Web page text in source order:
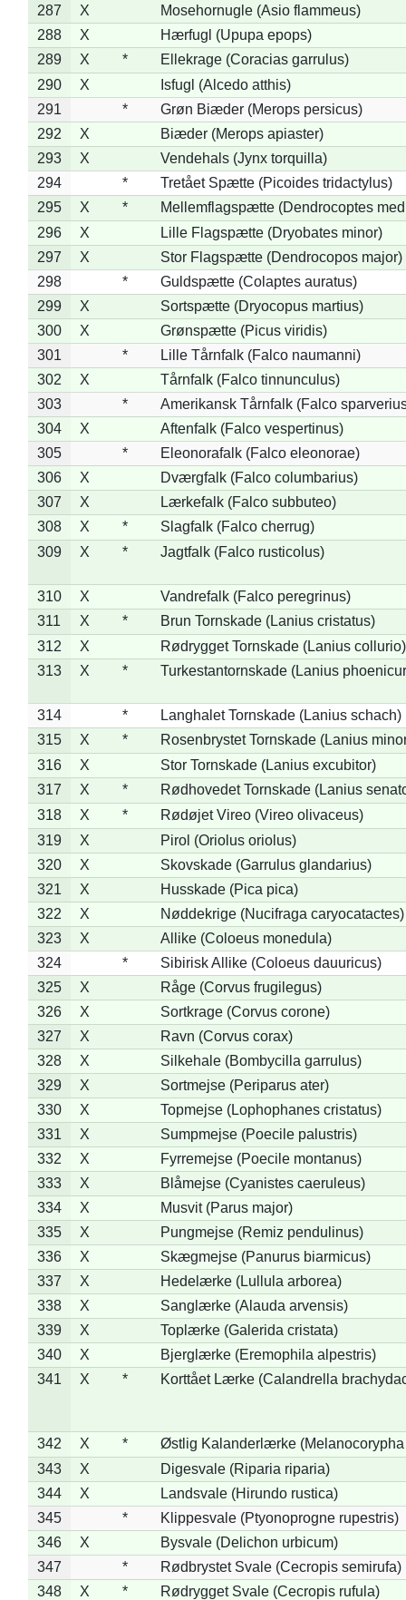
287
X
Mosehornugle (Asio flammeus)
288
X
Hærfugl (Upupa epops)
289
X *
Ellekrage (Coracias garrulus)
290
X
Isfugl (Alcedo atthis)
291
*
Grøn Biæder (Merops persicus)
292
X
Biæder (Merops apiaster)
293
X
Vendehals (Jynx torquilla)
294
*
Tretået Spætte (Picoides tridactylus)
295
X *
Mellemflagspætte (Dendrocoptes
296
X
Lille Flagspætte (Dryobates minor)
297
X
Stor Flagspætte (Dendrocopos major)
298
*
Guldspætte (Colaptes auratus)
299
X
Sortspætte (Dryocopus martius)
300
X
Grønspætte (Picus viridis)
301
*
Lille Tårnfalk (Falco naumanni)
302
X
Tårnfalk (Falco tinnunculus)
303
*
Amerikansk Tårnfalk (Falco
304
X
Aftenfalk (Falco vespertinus)
305
*
Eleonorafalk (Falco eleonorae)
306
X
Dværgfalk (Falco columbarius)
307
X
Lærkefalk (Falco subbuteo)
308
X *
Slagfalk (Falco cherrug)
309
X * Jagtfalk (Falco rusticolus)
310 X
Vandrefalk (Falco peregrinus)
311
X *
Brun Tornskade (Lanius cristatus)
312
X
Rødrygget Tornskade (Lanius collurio)
313
X * Turkestantornskade (Lanius
314 *
Langhalet Tornskade (Lanius schach)
315
X *
Rosenbrystet Tornskade (Lanius
316
X
Stor Tornskade (Lanius excubitor)
317
X *
Rødhovedet Tornskade (Lanius
318
X *
Rødøjet Vireo (Vireo olivaceus)
319
X
Pirol (Oriolus oriolus)
320
X
Skovskade (Garrulus glandarius)
321
X
Husskade (Pica pica)
322
X
Nøddekrige (Nucifraga caryocatactes)
323
X
Allike (Coloeus monedula)
324
*
Sibirisk Allike (Coloeus dauuricus)
325
X
Råge (Corvus frugilegus)
326
X
Sortkrage (Corvus corone)
327
X
Ravn (Corvus corax)
328
X
Silkehale (Bombycilla garrulus)
329
X
Sortmejse (Periparus ater)
330
X
Topmejse (Lophophanes cristatus)
331
X
Sumpmejse (Poecile palustris)
332
X
Fyrremejse (Poecile montanus)
333
X
Blåmejse (Cyanistes caeruleus)
334
X
Musvit (Parus major)
335
X
Pungmejse (Remiz pendulinus)
336
X
Skægmejse (Panurus biarmicus)
337
X
Hedelærke (Lullula arborea)
338
X
Sanglærke (Alauda arvensis)
339
X
Toplærke (Galerida cristata)
340
X
Bjerglærke (Eremophila alpestris)
341
X * Korttået Lærke (Calandrella
342 X *
Østlig Kalanderlærke (Melanocorypha
343
X
Digesvale (Riparia riparia)
344
X
Landsvale (Hirundo rustica)
345
*
Klippesvale (Ptyonoprogne rupestris)
346
X
Bysvale (Delichon urbicum)
347
*
Rødbrystet Svale (Cecropis semirufa)
348
X * Rødrygget Svale (Cecropis rufula)